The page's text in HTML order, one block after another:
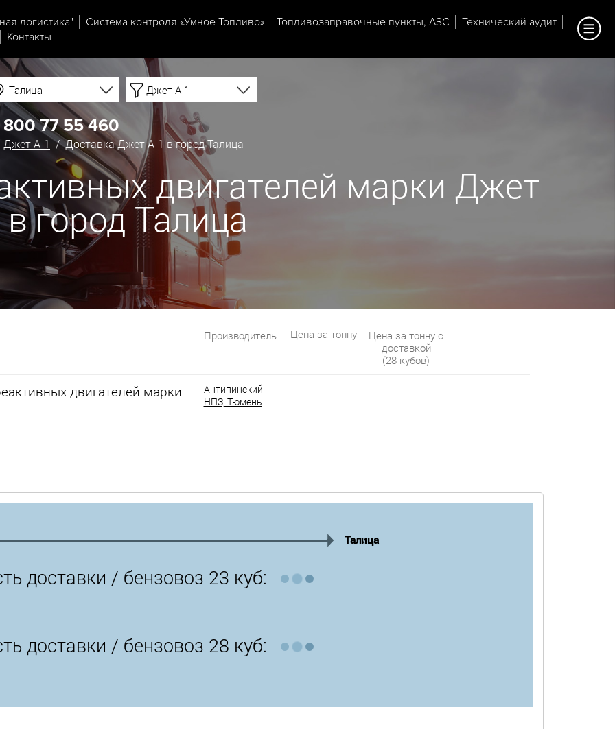
логистика" Система контроля «Умное Топливо» Топливозаправочные пункты, АЗС
Технический аудит
Контакты
Талица Джет А-1
800 77 55 460
Джет А-1 / Доставка Джет А-1 в город Талица
двигателей марки Джет
город Талица
Производитель Цена за тонну
Цена за тонну с
доставкой
(28 кубов)
двигателей марки
Антипинский
НПЗ, Тюмень
Талица
доставки / бензовоз 23 куб:
доставки / бензовоз 28 куб: